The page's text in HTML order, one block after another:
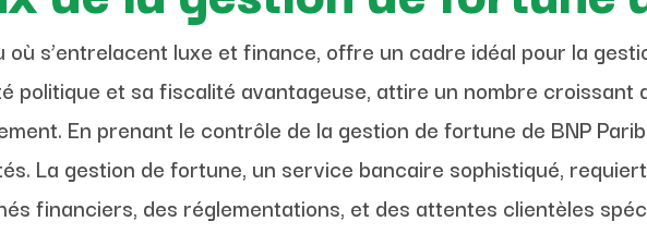
où s’entrelacent luxe et finance, offre un cadre idéal pour la
politique et sa fiscalité avantageuse, attire un nombre croissant
En prenant le contrôle de la gestion de fortune de BNP
La gestion de fortune, un service bancaire sophistiqué,
financiers, des réglementations, et des attentes clientèles